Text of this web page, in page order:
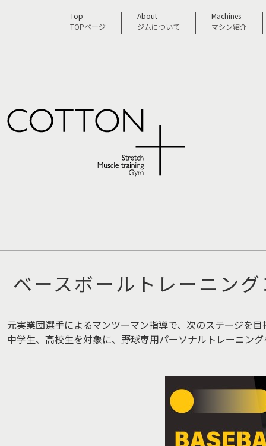
Top
TOPページ
｜
About
ジムについて
｜
Machines
マシン紹介
ベースボールトレーニン
元実業団選手によるマンツーマン指導で、次のステージを
中学生、高校生を対象に、野球専用パーソナルトレーニン